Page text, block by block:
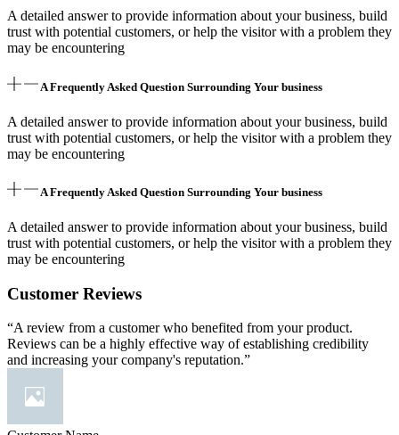
A detailed answer to provide information about your business, build
trust with potential customers, or help the visitor with a problem they
may be encountering
A Frequently Asked Question Surrounding Your business
A detailed answer to provide information about your business, build
trust with potential customers, or help the visitor with a problem they
may be encountering
A Frequently Asked Question Surrounding Your business
A detailed answer to provide information about your business, build
trust with potential customers, or help the visitor with a problem they
may be encountering
Customer Reviews
“A review from a customer who benefited from your product.
Reviews can be a highly effective way of establishing credibility
and increasing your company's reputation.”